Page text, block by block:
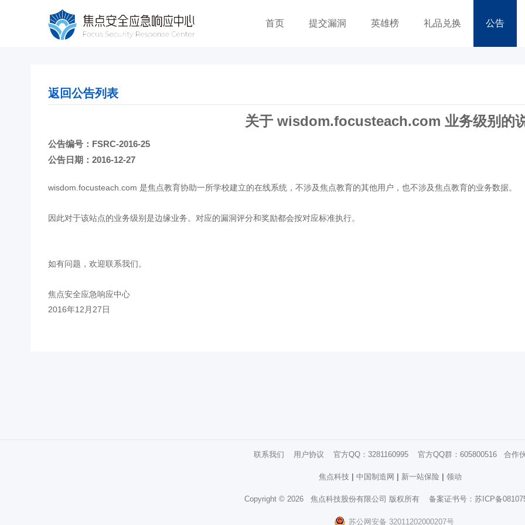
首页 提交漏洞 英雄榜 礼品兑换 公告
返回公告列表
关于 ​wisdom.focusteach.com 业务级别的
公告编号：FSRC-2016-25
公告日期：2016-12-27
wisdom.focusteach.com 是焦点教育协助一所学校建立的在线系统，不涉及焦点教育的其他用户，也不涉及焦点教育的业务数据。
因此对于该站点的业务级别是边缘业务。对应的漏洞评分和奖励都会按对应标准执行。
如有问题，欢迎联系我们。
焦点安全应急响应中心
2016年12月27日
联系我们 用户协议 官方QQ：3281160995 官方QQ群：605800516 合作
焦点科技 中国制造网 新一站保险 领动
Copyright © 2026 焦点科技股份有限公司 版权所有 备案证书号： 苏ICP备
苏公网安备 32011202000207号